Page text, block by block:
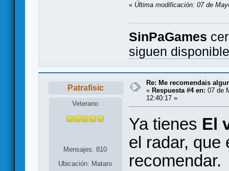
« Última modificación: 07 de
SinPaGames
siguen
Patrafisic
Veterano
Mensajes: 810
Ubicación: Mataro
Re: Me recomendais
« Respuesta #4 en: 07 de
12:40:17 »
Ya tienes El
el radar, que
recomendar.